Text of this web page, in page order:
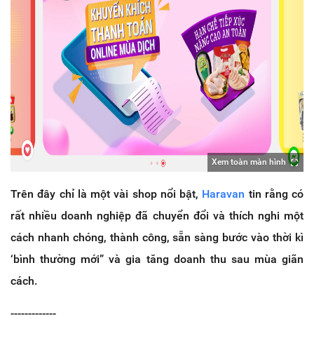
Xem toàn màn hình
Trên đây chỉ là một vài shop nổi bật, Haravan tin rằng có
rất nhiều doanh nghiệp đã chuyển đổi và thích nghi một
cách nhanh chóng, thành công, sẵn sàng bước vào thời kì
‘bình thường mới” và gia tăng doanh thu sau mùa giãn
cách.
-------------